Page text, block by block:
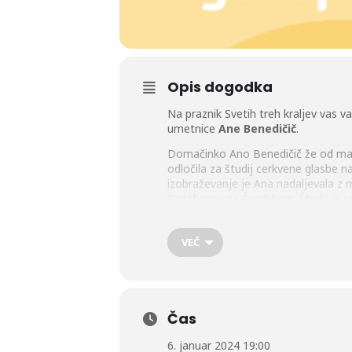
Opis dogodka
Na praznik Svetih treh kraljev vas
umetnice Ane Benedičič.
Domačinko Ano Benedičič že od
odločila za študij cerkvene glasbe
izobraževanje je Ana nadaljevala z
župnijski glasbeni šoli v Älvsborgu
Orgelskega ciklusa (2021), v okviru
Ana se redno udeležuje mojstrskih
orgelske akademije.
Umetnica se s koncertom prvič
VEČ
Čas
6. januar 2024 19:00